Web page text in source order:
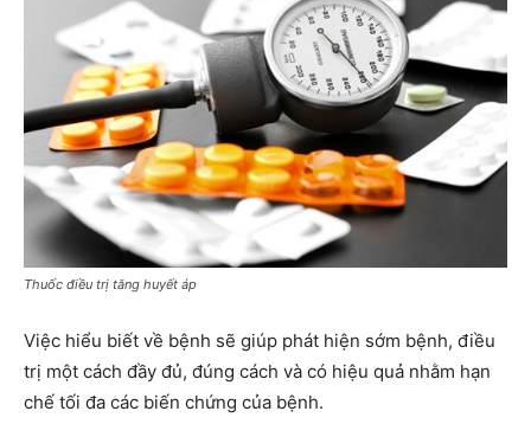
Thuốc điều trị tăng huyết áp
Việc hiểu biết về bệnh sẽ giúp phát hiện sớm bệnh, điều
trị một cách đầy đủ, đúng cách và có hiệu quả nhằm hạn
chế tối đa các biến chứng của bệnh.